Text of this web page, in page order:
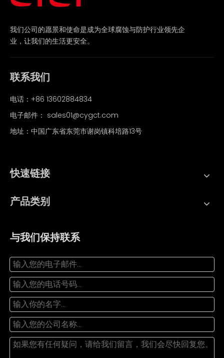
我们公司的愿景和使命是成为全球腐蚀与防护行业领先企
业，让我们的生活更安全。
联系我们
电话：+86 13602884834
电子邮件： sales01@cygct.com
地址：中国广东省东莞市谢岗镇科培路13号
快速链接
产品类别
与我们保持联系